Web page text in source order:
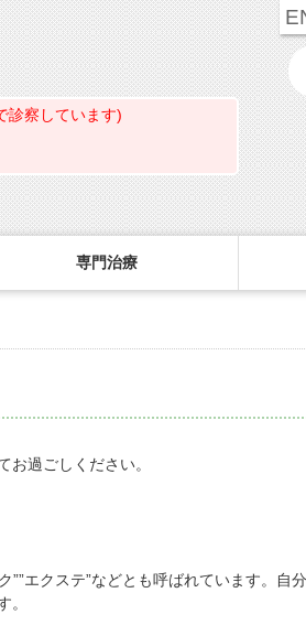
診察しています)
安
になる方へのお願い
膜炎
専門治療
ンズ診療
治療ぺージ(新宿東口眼科医院)
過ごしください。
””エクステ”などとも呼ばれています。自
。